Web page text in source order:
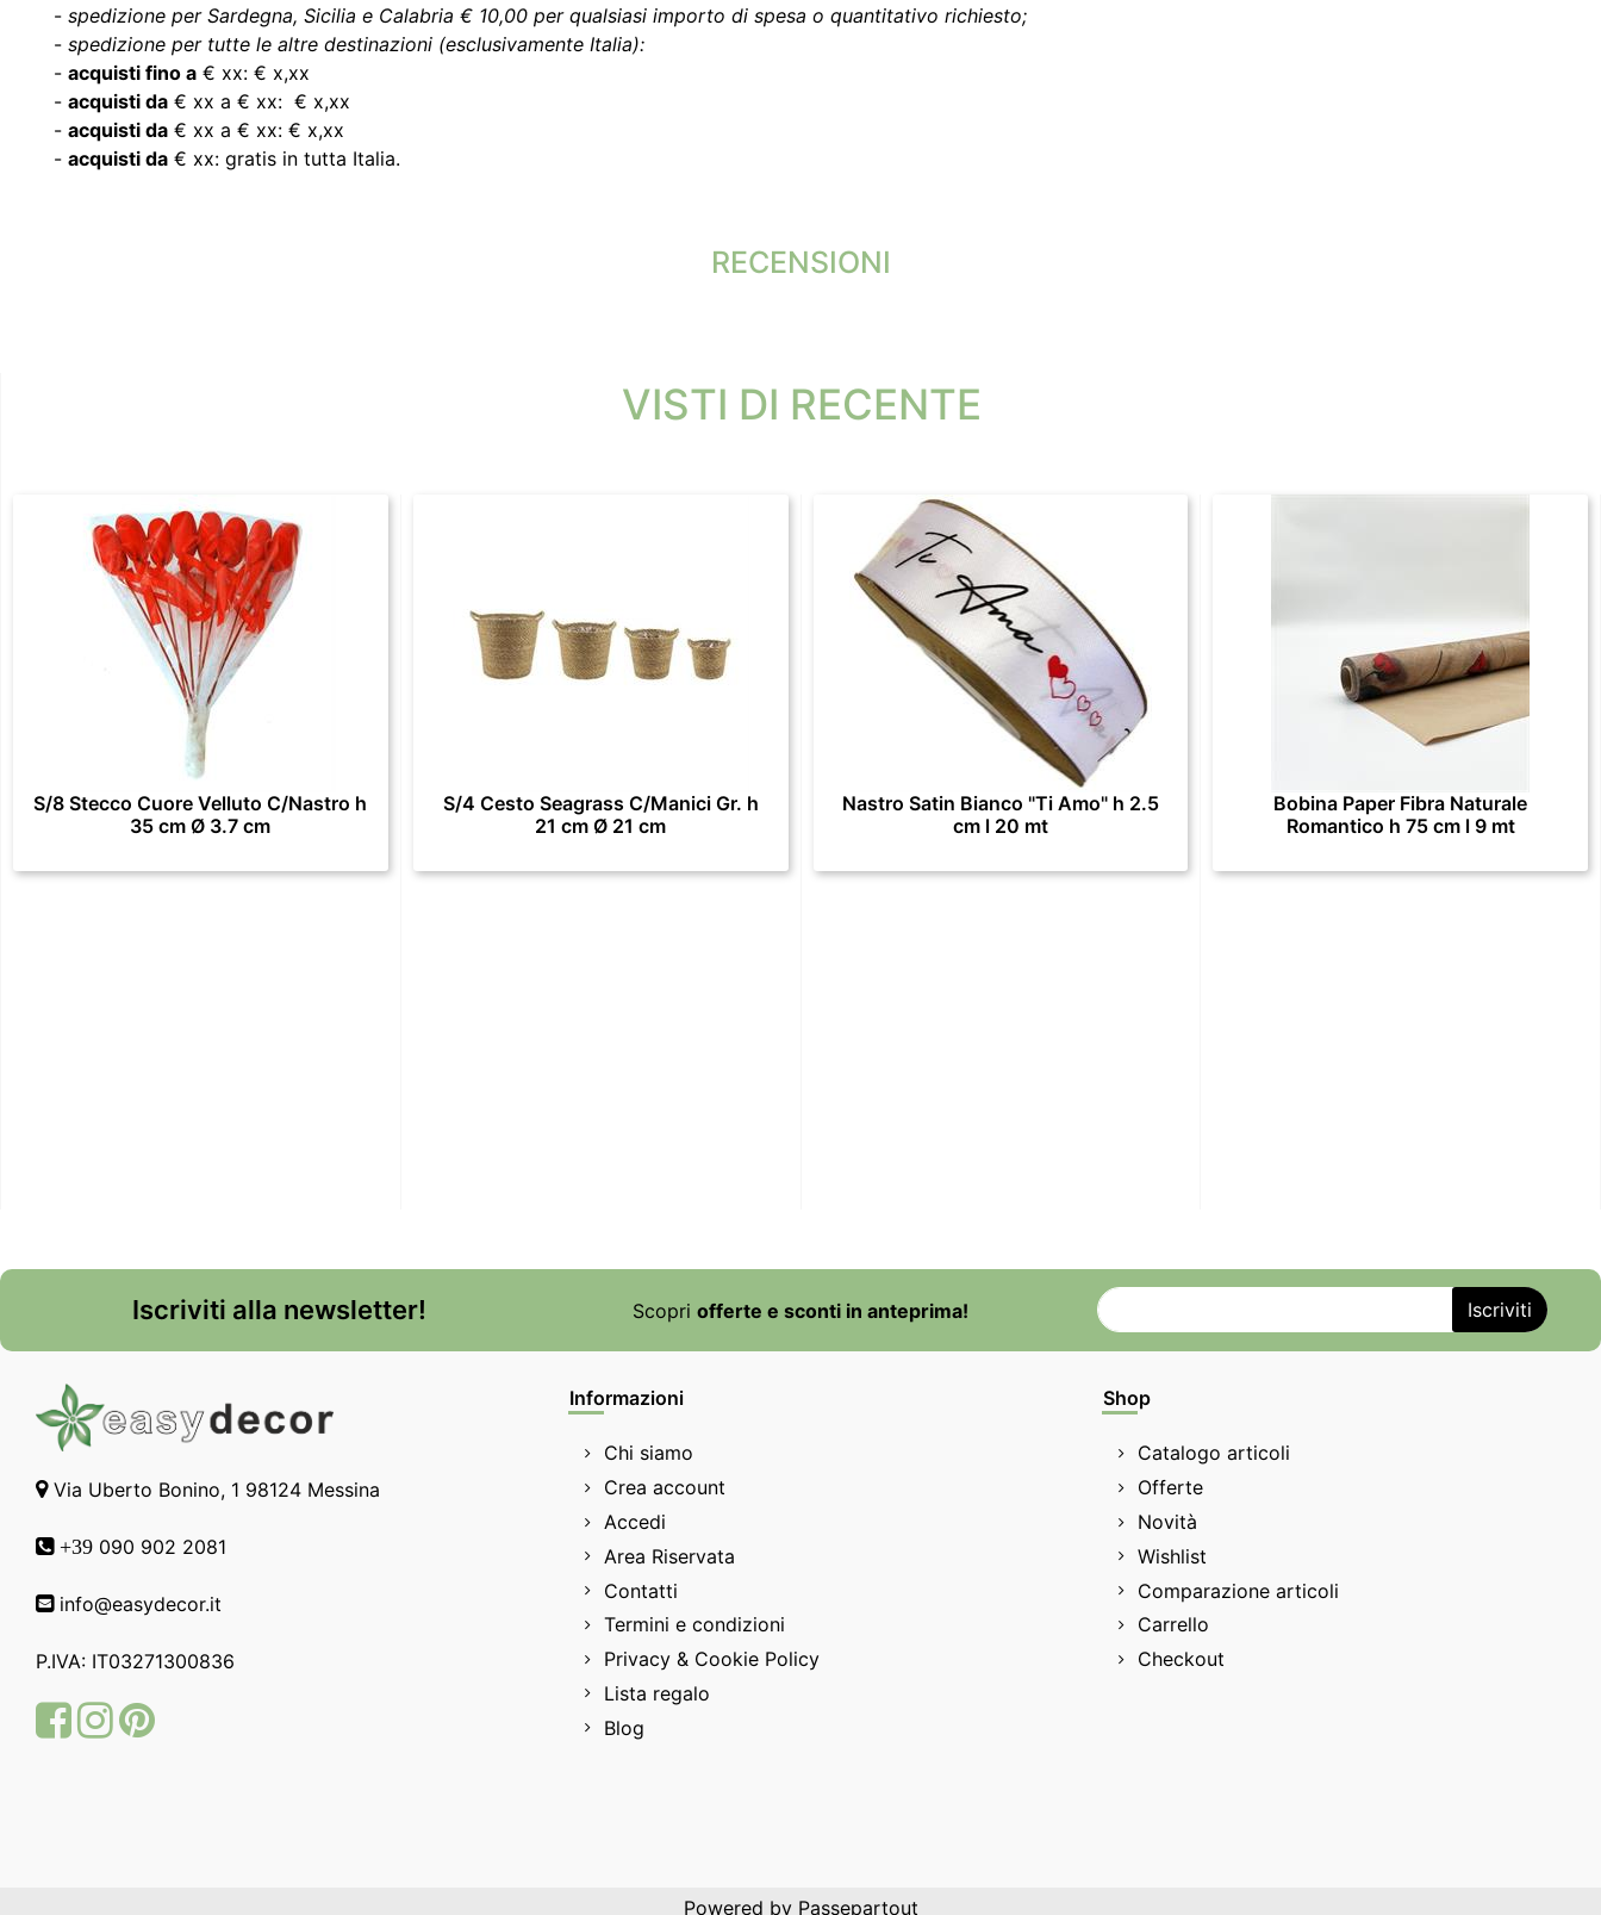
- spedizione per Sardegna, Sicilia e Calabria € 10,00 per qualsiasi importo di spesa o quantitativo richiesto;
- spedizione per tutte le altre destinazioni (esclusivamente Italia):
- acquisti fino a € xx: € x,xx
- acquisti da € xx a € xx: € x,xx
- acquisti da € xx a € xx: € x,xx
- acquisti da € xx: gratis in tutta Italia.
RECENSIONI
VISTI DI RECENTE
S/8 Stecco Cuore Velluto C/Nastro h
35 cm Ø 3.7 cm
S/4 Cesto Seagrass C/Manici Gr. h
21 cm Ø 21 cm
Nastro Satin Bianco "Ti Amo" h 2.5
cm l 20 mt
Bobina Paper Fibra Naturale
Romantico h 75 cm l 9 mt
Iscriviti alla newsletter! Scopri offerte e sconti in anteprima!
Via Uberto Bonino, 1 98124 Messina
+39 090 902 2081
info@easydecor.it
P.IVA: IT03271300836
FacebookInstagram
Pinterest
Informazioni
Chi siamo
Crea account
Accedi
Area Riservata
Contatti
Termini e condizioni
Privacy & Cookie Policy
Lista regalo
Blog
Shop
Catalogo articoli
Offerte
Novità
Wishlist
Comparazione articoli
Carrello
Checkout
Powered by Passepartout